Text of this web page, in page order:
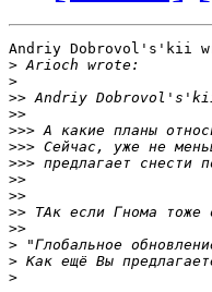
Andriy Dobrovol's'kii
>
>
>>
>>
>>>
>>>
>>>
>>
>>
>>
>>
>
>
>